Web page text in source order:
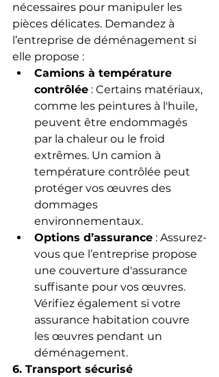
nécessaires pour manipuler les
pièces délicates. Demandez à
l’entreprise de déménagement si
elle propose :
Camions à température
contrôlée : Certains matériaux,
comme les peintures à l'huile,
peuvent être endommagés
par la chaleur ou le froid
extrêmes. Un camion à
température contrôlée peut
protéger vos œuvres des
dommages
environnementaux.
Options d’assurance : Assurez-
vous que l’entreprise propose
une couverture d'assurance
suffisante pour vos œuvres.
Vérifiez également si votre
assurance habitation couvre
les œuvres pendant un
déménagement.
6. Transport sécurisé